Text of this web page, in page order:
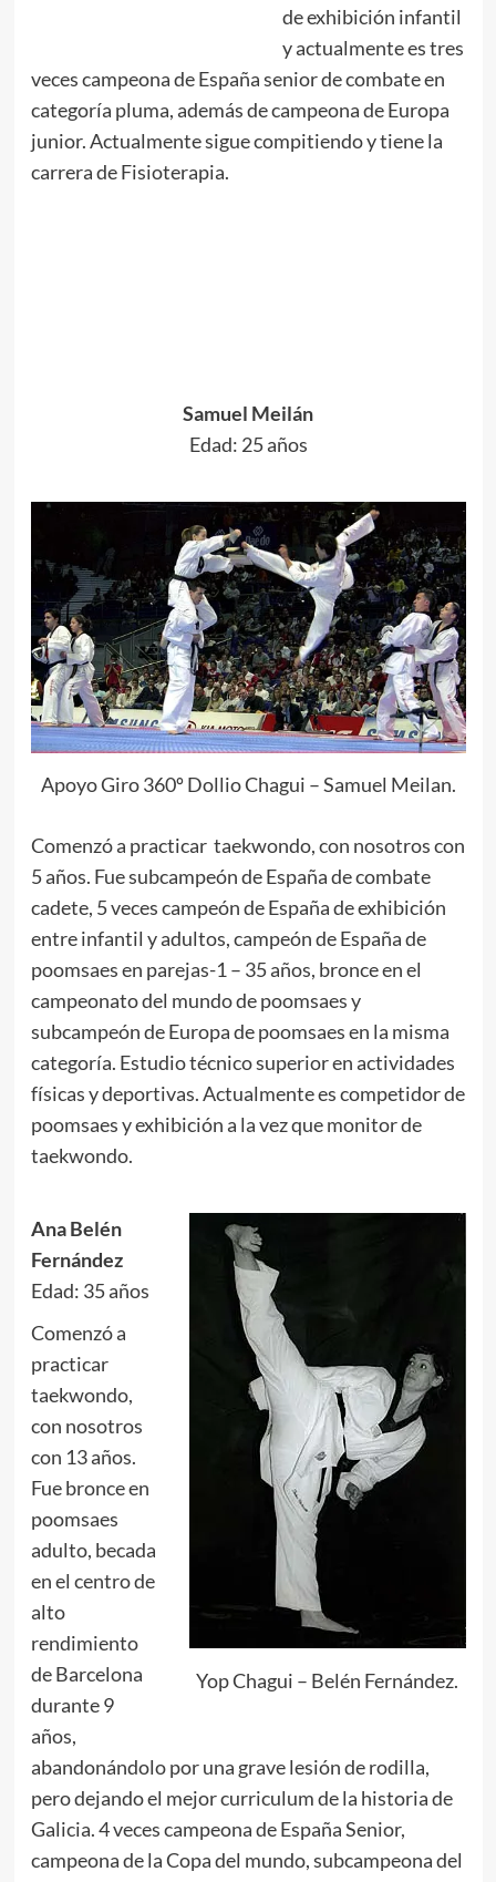
de exhibición infantil
y actualmente es tres
veces campeona de España senior de combate en
categoría pluma, además de campeona de Europa
junior. Actualmente sigue compitiendo y tiene la
carrera de Fisioterapia.
Samuel Meilán
Edad: 25 años
Apoyo Giro 360º Dollio Chagui – Samuel Meilan.
Comenzó a practicar taekwondo, con nosotros con
5 años. Fue subcampeón de España de combate
cadete, 5 veces campeón de España de exhibición
entre infantil y adultos, campeón de España de
poomsaes en parejas-1 – 35 años, bronce en el
campeonato del mundo de poomsaes y
subcampeón de Europa de poomsaes en la misma
categoría. Estudio técnico superior en actividades
físicas y deportivas. Actualmente es competidor de
poomsaes y exhibición a la vez que monitor de
taekwondo.
Yop Chagui – Belén Fernández.
Ana Belén
Fernández
Edad: 35 años
Comenzó a
practicar
taekwondo,
con nosotros
con 13 años.
Fue bronce en
poomsaes
adulto, becada
en el centro de
alto
rendimiento
de Barcelona
durante 9
años,
abandonándolo por una grave lesión de rodilla,
pero dejando el mejor curriculum de la historia de
Galicia. 4 veces campeona de España Senior,
campeona de la Copa del mundo, subcampeona del